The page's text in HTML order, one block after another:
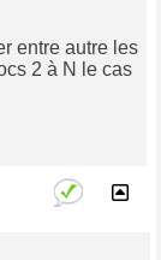
entre autre les
2 à N le cas